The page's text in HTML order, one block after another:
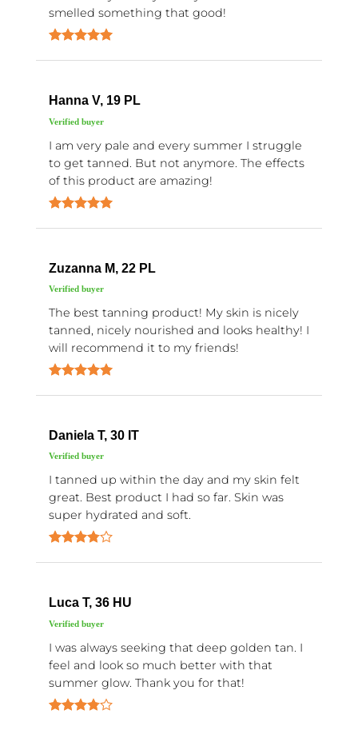
smelled something that good!
Hanna V, 19 PL
I am very pale and every summer I struggle
to get tanned. But not anymore. The effects
of this product are amazing!
Zuzanna M, 22 PL
The best tanning product! My skin is nicely
tanned, nicely nourished and looks healthy! I
will recommend it to my friends!
Daniela T, 30 IT
I tanned up within the day and my skin felt
great. Best product I had so far. Skin was
super hydrated and soft.
Luca T, 36 HU
I was always seeking that deep golden tan. I
feel and look so much better with that
summer glow. Thank you for that!